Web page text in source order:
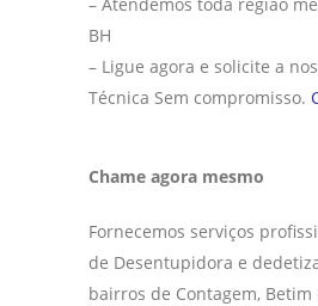
BH
– Ligue agora e solicite a
Técnica Sem compromisso.
Chame agora mesmo
Fornecemos serviços
de Desentupidora e
bairros de Contagem, Betim